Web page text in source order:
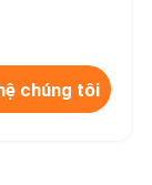
chúng tôi